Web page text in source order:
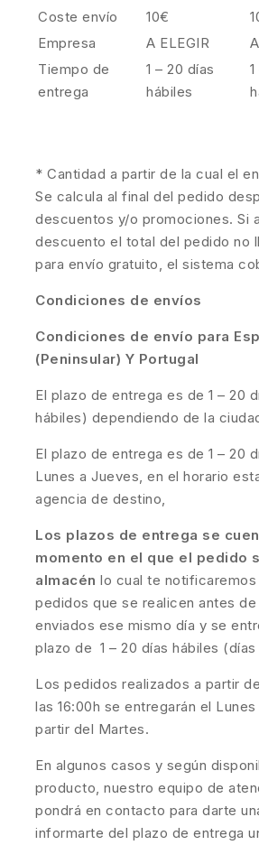
Coste envío 10€
Empresa
A ELEGIR
Tiempo de
entrega
1 – 20 días
hábiles
* Cantidad a partir de la cual el
Se calcula al final del pedido
descuentos y/o promociones. Si
descuento el total del pedido no
para envío gratuito, el sistema
Condiciones de envíos
Condiciones de envío para
(Peninsular) Y Portugal
El plazo de entrega es de 1 – 20
hábiles) dependiendo de la
El plazo de entrega es de 1 – 20
Lunes a Jueves, en el horario
agencia de destino,
Los plazos de entrega se
momento en el que el pedido
almacén lo cual te
pedidos que se realicen antes de
enviados ese mismo día y se
plazo de 1 – 20 días hábiles (días
Los pedidos realizados a partir
las 16:00h se entregarán el
partir del Martes.
En algunos casos y según
producto, nuestro equipo de
pondrá en contacto para darte
informarte del plazo de entrega